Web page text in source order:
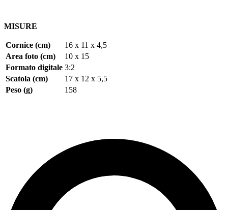
MISURE
Cornice (cm)
16 x 11 x 4,5
Area foto (cm)
10 x 15
Formato digitale 3:2
Scatola (cm)
17 x 12 x 5,5
Peso (g)
158